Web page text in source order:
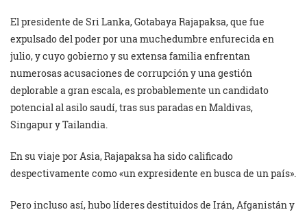
El presidente de Sri Lanka, Gotabaya Rajapaksa, que fue
expulsado del poder por una muchedumbre enfurecida en
julio, y cuyo gobierno y su extensa familia enfrentan
numerosas acusaciones de corrupción y una gestión
deplorable a gran escala, es probablemente un candidato
potencial al asilo saudí, tras sus paradas en Maldivas,
Singapur y Tailandia.
En su viaje por Asia, Rajapaksa ha sido calificado
despectivamente como «un expresidente en busca de un país».
Pero incluso así, hubo líderes destituidos de Irán, Afganistán y